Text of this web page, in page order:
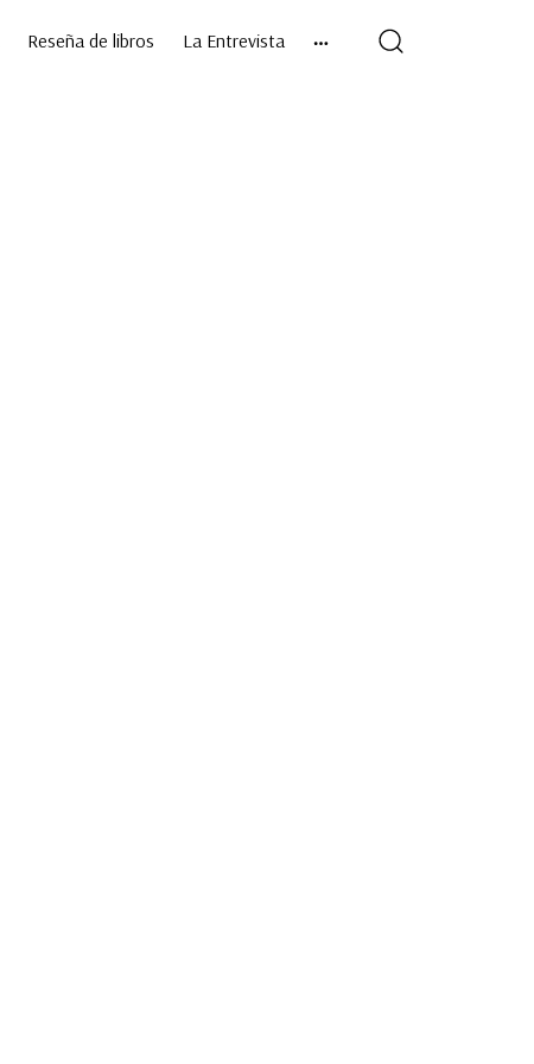
Reseña de libros La Entrevista